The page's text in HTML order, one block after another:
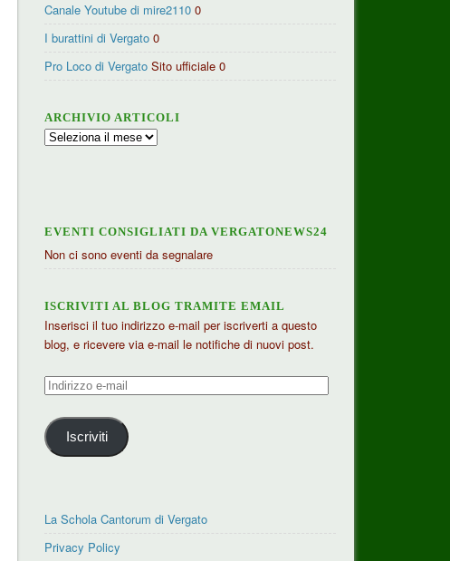
Canale Youtube di mire2110 0
I burattini di Vergato 0
Pro Loco di Vergato Sito ufficiale 0
ARCHIVIO ARTICOLI
Archivio
EVENTI CONSIGLIATI DA VERGATONEWS24
Non ci sono eventi da segnalare
ISCRIVITI AL BLOG TRAMITE EMAIL
Inserisci il tuo indirizzo e-mail per iscriverti a questo
blog, e ricevere via e-mail le notifiche di nuovi post.
Indirizzo
mail
Iscriviti
La Schola Cantorum di Vergato
Privacy Policy